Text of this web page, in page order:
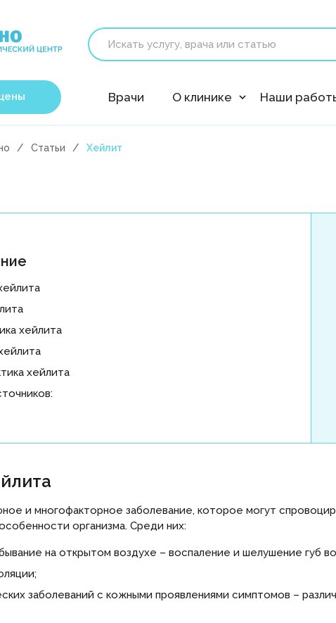
'polyclin:shedule.record' is
Врачи О клинике Наши
Статьи Хейлит
хейлита
хейлита
и многофакторное заболевание, которое могут
организма. Среди них:
на открытом воздухе – воспаление и шелушение губ
заболеваний с кожными проявлениями симптомов –